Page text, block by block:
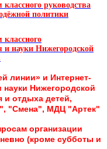
руководства
политики
и науки Нижегородской
линии» и Интернет-
науки Нижегородской
и отдыха детей,
"Смена", МДЦ "Артек"
организации
(кроме субботы и